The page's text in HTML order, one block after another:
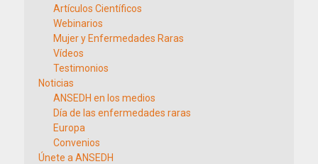
Artículos Científicos
Webinarios
Mujer y Enfermedades Raras
Vídeos
Testimonios
Noticias
ANSEDH en los medios
Día de las enfermedades raras
Europa
Convenios
Únete a ANSEDH